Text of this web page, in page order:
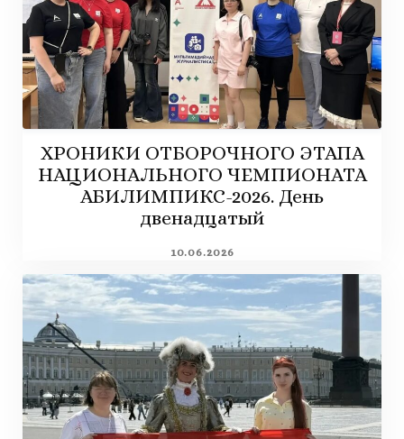
ХРОНИКИ ОТБОРОЧНОГО ЭТАПА
НАЦИОНАЛЬНОГО ЧЕМПИОНАТА
АБИЛИМПИКС-2026. День
двенадцатый
10.06.2026